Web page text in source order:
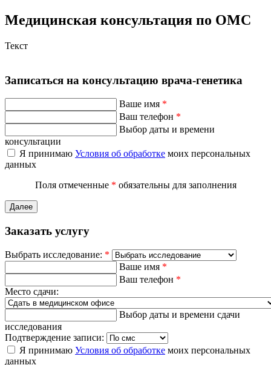
Медицинская консультация по ОМС
Текст
Записаться на консультацию врача-генетика
Ваше имя *
Ваш телефон *
Выбор даты и времени
консультации
Я принимаю Условия об обработке моих персональных
данных
Поля отмеченные * обязательны для заполнения
Далее
Заказать услугу
Выбрать исследование: *
Ваше имя *
Ваш телефон *
Место сдачи:
Выбор даты и времени сдачи
исследования
Подтверждение записи:
Я принимаю Условия об обработке моих персональных
данных